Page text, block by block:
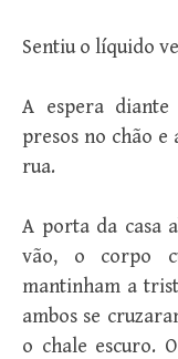
Sentiu o líquido
A espera
presos no chão e
rua.
A porta da casa
vão, o corpo
mantinham a
ambos se
o chale escuro.